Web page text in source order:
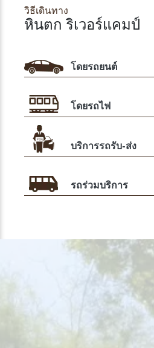
วิธีเดินทาง
หินตก ริเวอร์แคมป์
โดยรถยนต์
โดยรถไฟ
บริการรถรับ-ส่ง
รถร่วมบริการ